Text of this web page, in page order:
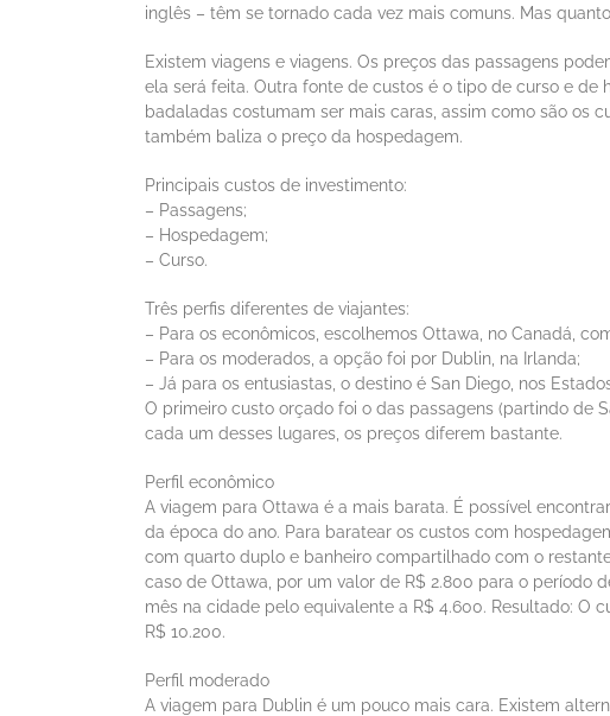
inglês – têm se tornado cada vez mais comuns. Mas
Existem viagens e viagens. Os preços das passagens
ela será feita. Outra fonte de custos é o tipo de curso e de
badaladas costumam ser mais caras, assim como são os
também baliza o preço da hospedagem.
Principais custos de investimento:
– Passagens;
– Hospedagem;
– Curso.
Três perfis diferentes de viajantes:
– Para os econômicos, escolhemos Ottawa, no Canadá,
– Para os moderados, a opção foi por Dublin, na Irlanda;
– Já para os entusiastas, o destino é San Diego, nos
O primeiro custo orçado foi o das passagens (partindo de
cada um desses lugares, os preços diferem bastante.
Perfil econômico
A viagem para Ottawa é a mais barata. É possível
da época do ano. Para baratear os custos com
com quarto duplo e banheiro compartilhado com o
caso de Ottawa, por um valor de R$ 2.800 para o período
mês na cidade pelo equivalente a R$ 4.600. Resultado:
R$ 10.200.
Perfil moderado
A viagem para Dublin é um pouco mais cara. Existem